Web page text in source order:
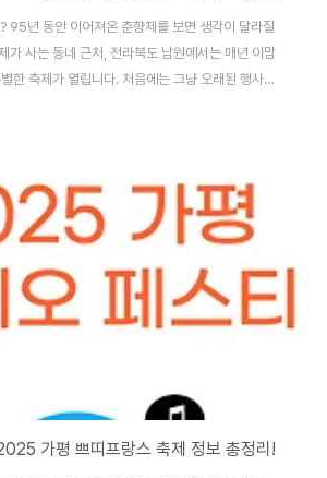
95년 동안 이어져온 춘향제를 보면 생각이 달라질
가 사는 동네 근처, 전라북도 남원에서는 매년 이맘
한 축제가 열립니다. 처음에는 그냥 오래된 행사겠
강점기부터 6.25전쟁, IMF까지 단 한 번도 빠짐
드려야겠죠? 다녀오신 분들에겐 추억 소환용으로,
라움으로 다가갈 수 있을 거예요.춘향제 2025 일
까지 지금 바로 확인해보세요! 목차춘향제의 역사
가평 쁘띠프랑스 축제 정보 총정리!